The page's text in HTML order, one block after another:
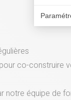
pour co-construire
notre équipe de